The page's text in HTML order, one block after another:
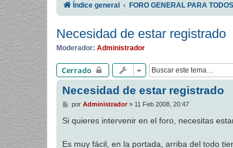
Índice general FORO GENERAL PARA
Necesidad de estar registrado
Moderador: Administrador
Cerrado
Necesidad de estar registrado
M
n
j
por Administrador» 11 Feb 2008, 20:47
Si quieres intervenir en el foro, necesitas
Es muy fácil, en la portada, arriba del todo